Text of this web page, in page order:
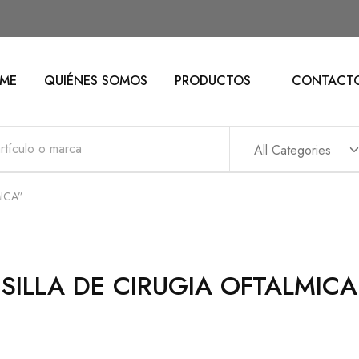
QUIÉNES SOMOS PRODUCTOS
All Categories
SILLA DE CIRUGIA OFTALMICA